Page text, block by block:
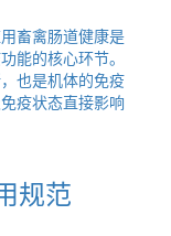
畜禽肠道健康是
能的核心环节。
也是机体的免疫
疫状态直接影响
规范